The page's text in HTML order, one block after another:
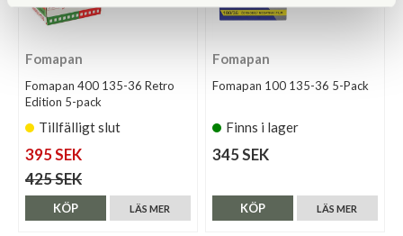
Fomapan
Fomapan 400 135-36 Retro
Edition 5-pack
Tillfälligt slut
395 SEK
425 SEK
LÄS MER
KÖP
Fomapan
Fomapan 100 135-36 5-Pack
Finns i lager
345 SEK
LÄS MER
KÖP